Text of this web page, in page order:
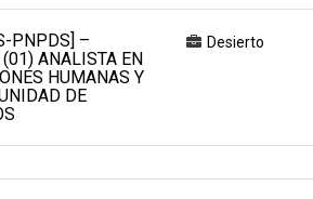
PNPDS] –
ANALISTA EN
HUMANAS Y
DE
Desierto